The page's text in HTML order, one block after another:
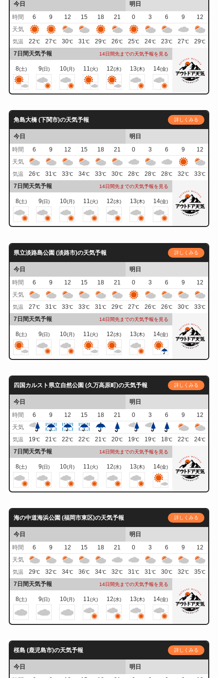
今日
明日
時間
6 9 12 15 18 21 0 3 6 9
12
天気
気温 22℃ 27℃ 30℃ 31℃ 29℃ 26℃ 25℃ 24℃ 23℃ 27℃ 29℃
7日間天気予報 14日間先までの天気予報を見る
8(土) 9(日) 10(月) 11(火) 12(水) 13(木) 14(金)
角島大橋 (下関市)の天気予報 詳しくみる
今日
明日
時間
6 9 12 15 18 21 0 3 6 9
12
天気
気温 26℃ 31℃ 33℃ 34℃ 33℃ 30℃ 28℃ 28℃ 28℃ 32℃ 33℃
7日間天気予報 14日間先までの天気予報を見る
8(土) 9(日) 10(月) 11(火) 12(水) 13(木) 14(金)
県立淡路島公園 (淡路市)の天気予報 詳しくみる
今日
明日
時間
6 9 12 15 18 21 0 3 6 9
12
天気
気温 27℃ 31℃ 33℃ 33℃ 31℃ 29℃ 27℃ 26℃ 26℃ 30℃ 33℃
7日間天気予報 14日間先までの天気予報を見る
8(土) 9(日) 10(月) 11 (火) 12(水) 13(木) 14(金)
四国カルスト県立自然公園 (久万高原町)の天気予報 詳しくみる
今日
明日
時間
6 9 12 15 18 21 0 3 6 9
12
天気
気温 19℃ 21℃ 22℃ 22℃ 21℃ 20℃ 19℃ 19℃ 18℃ 22℃ 24℃
7日間天気予報 14日間先までの天気予報を見る
8(土) 9(日) 10(月) 11(火) 12(水) 13(木) 14(金)
海の中道海浜公園 (福岡市東区)の天気予報 詳しくみる
今日
明日
時間
6 9 12 15 18 21 0 3 6 9
12
天気
気温 29℃ 32℃ 34℃ 36℃ 34℃ 32℃ 31℃ 31℃ 30℃ 32℃ 35℃
7日間天気予報 14日間先までの天気予報を見る
8(土) 9(日) 10(月) 11(火) 12(水) 13(木) 14(金)
桜島 (鹿児島市)の天気予報 詳しくみる
今日
明日